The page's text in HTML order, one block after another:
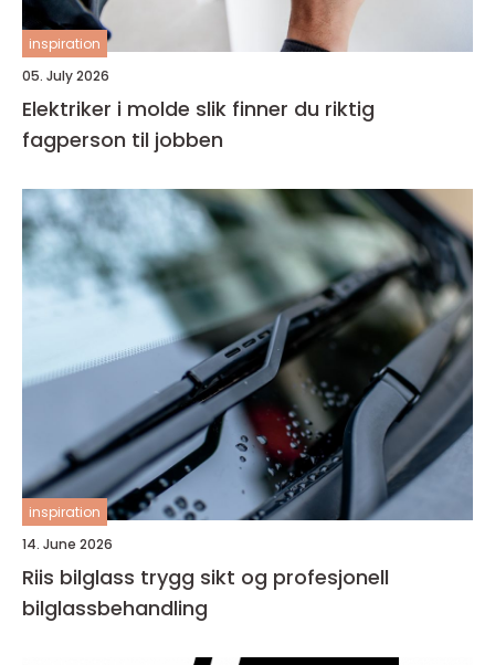
inspiration
05. July 2026
Elektriker i molde slik finner du riktig
fagperson til jobben
inspiration
14. June 2026
Riis bilglass trygg sikt og profesjonell
bilglassbehandling